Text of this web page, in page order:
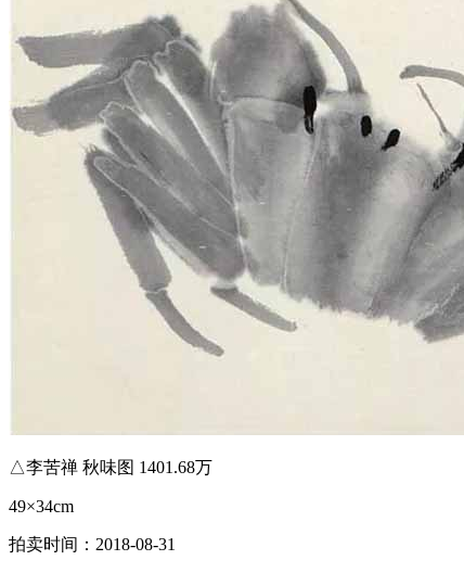
△李苦禅 秋味图 1401.68万
49×34cm
拍卖时间：2018-08-31